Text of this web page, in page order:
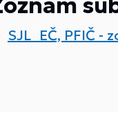
SJL_EČ, PFIČ -